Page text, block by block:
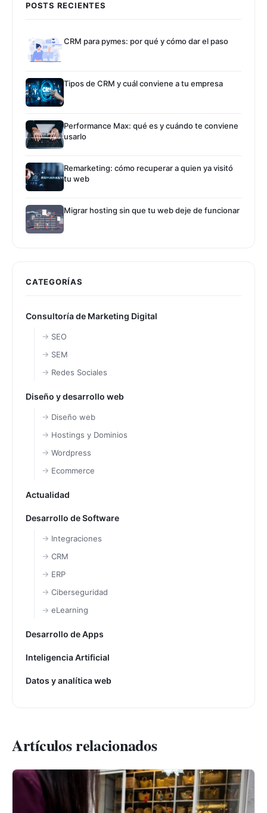
POSTS RECIENTES
CRM para pymes: por qué y cómo dar el paso
Tipos de CRM y cuál conviene a tu empresa
Performance Max: qué es y cuándo te conviene
usarlo
Remarketing: cómo recuperar a quien ya visitó
tu web
Migrar hosting sin que tu web deje de funcionar
CATEGORÍAS
Consultoría de Marketing Digital
SEO
SEM
Redes Sociales
Diseño y desarrollo web
Diseño web
Hostings y Dominios
Wordpress
Ecommerce
Actualidad
Desarrollo de Software
Integraciones
CRM
ERP
Ciberseguridad
eLearning
Desarrollo de Apps
Inteligencia Artificial
Datos y analítica web
Artículos relacionados